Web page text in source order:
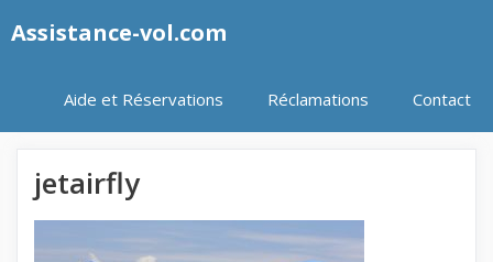
auAssistance-vol.com
Aide et Réservations Réclamations Contact
jetairfly